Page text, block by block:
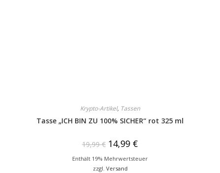
Krypto-Artikel, Tassen
Tasse „ICH BIN ZU 100% SICHER“ rot 325 ml
19,99€ 14,99 €
Enthält 19% Mehrwertsteuer
zzgl. Versand